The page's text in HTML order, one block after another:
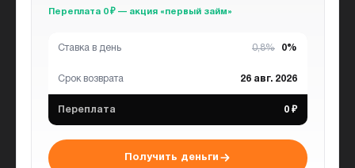
Переплата 0 ₽ — акция «первый займ»
Ставка в день 0,8% 0%
Срок возврата 26 авг. 2026
Переплата 0 ₽
Получить деньги